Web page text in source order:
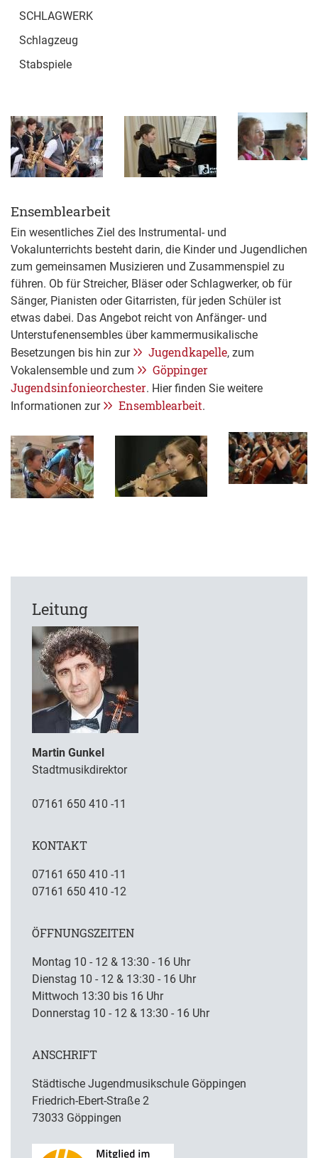
SCHLAGWERK
Schlagzeug
Stabspiele
Ensemblearbeit
Ein wesentliches Ziel des Instrumental- und
Vokalunterrichts besteht darin, die Kinder und Jugendlichen
zum gemeinsamen Musizieren und Zusammenspiel zu
führen. Ob für Streicher, Bläser oder Schlagwerker, ob für
Sänger, Pianisten oder Gitarristen, für jeden Schüler ist
etwas dabei. Das Angebot reicht von Anfänger- und
Unterstufenensembles über kammermusikalische
Besetzungen bis hin zur
Jugendkapelle, zum
Vokalensemble und zum
Göppinger
Jugendsinfonieorchester. Hier finden Sie weitere
Informationen zur
Ensemblearbeit.
Leitung
Martin Gunkel
Stadtmusikdirektor
07161 650 410 -11
KONTAKT
07161 650 410 -11
07161 650 410 -12
ÖFFNUNGSZEITEN
Montag 10 - 12 & 13:30 - 16 Uhr
Dienstag 10 - 12 & 13:30 - 16 Uhr
Mittwoch 13:30 bis 16 Uhr
Donnerstag 10 - 12 & 13:30 - 16 Uhr
ANSCHRIFT
Städtische Jugendmusikschule Göppingen
Friedrich-Ebert-Straße 2
73033 Göppingen